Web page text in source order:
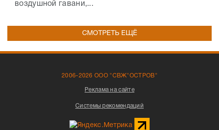
воздушной гавани,...
СМОТРЕТЬ ЕЩЁ
2006-2026 ООО "СВЖ"ОСТРОВ"
Реклама на сайте
Системы рекомендаций